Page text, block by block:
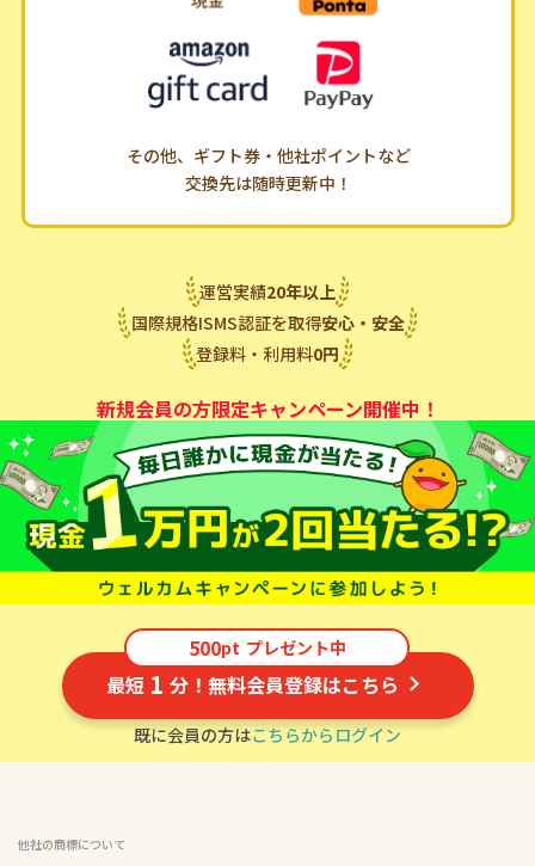
その他、ギフト券・他社ポイントなど
運営実績20年以上
国際規格ISMS認証を取得安心・安全
登録料・利用料0円
新規会員の方限定キャンペーン開催中！
500pt プレゼント中
最短1分！無料会員登録はこちら